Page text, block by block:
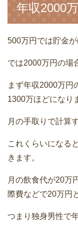
年収2000
500万円では貯金
では2000万円の場
まず年収2000万円
1300万ほどになり
月の手取りで計算
これくらいになる
きます。
月の飲食代が20万
際費などで20万円
つまり独身男性で